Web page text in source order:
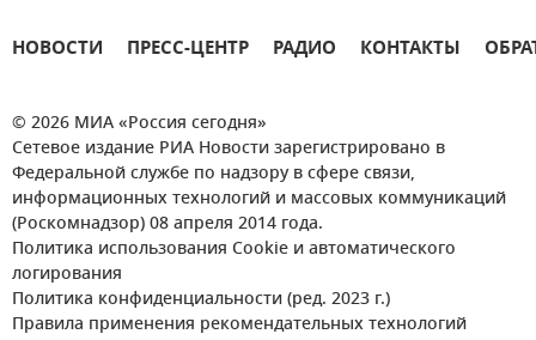
НОВОСТИ ПРЕСС-ЦЕНТР РАДИО КОНТАКТЫ
© 2026 МИА «Россия сегодня»
Сетевое издание РИА Новости зарегистрировано в
Федеральной службе по надзору в сфере связи,
информационных технологий и массовых коммуникаций
(Роскомнадзор) 08 апреля 2014 года.
Политика использования Cookie и автоматического
логирования
Политика конфиденциальности (ред. 2023 г.)
Правила применения рекомендательных технологий